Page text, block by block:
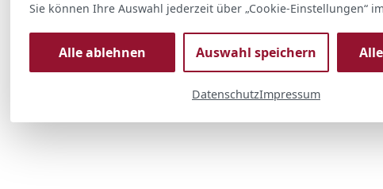
Sie können Ihre Auswahl jederzeit über „Cookie-Einstellungen“
Alle ablehnen Auswahl speichern
DatenschutzImpressum